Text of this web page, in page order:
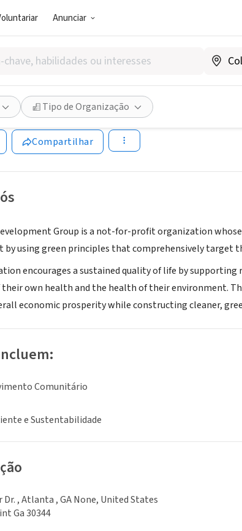
Anunciar
Tipo de Organização
City Development
www.Greencitygroup.co.nr/
Compartilhar
Group is a not-for-profit organization
by using green principles that comprehensively
encourages a sustained quality of life by
their own health and the health of their environment.
economic prosperity while constructing cleaner,
Comunitário
e Sustentabilidade
Dr. , Atlanta , GA None, United States
Ga 30344